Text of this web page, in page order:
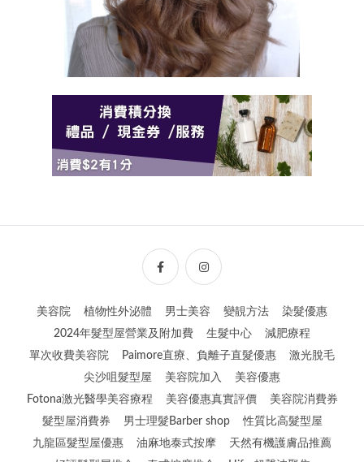
美容院 植物性外泌體 男士美容 變靚方法
染髮優惠
2024年髮型屋營業及附加費
生髮中心
減肥療程
單次收費美容院
Paimore直療、負離子直髮優惠
激光脫毛
尖沙咀髮型屋
美容院加入
美容優惠
Fotona激光醫學美容療程
美容優惠真實評價
美容院消費券
髮型屋消費券
男士理髮Barber shop
性質比高髮型屋
九龍區髮型屋優惠
油麻地泰式按摩
天然有機護膚品推薦